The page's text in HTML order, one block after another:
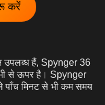
करें
उपलब्ध हैं, Spynger 36
से ऊपर है। Spynger
पाँच मिनट से भी कम समय